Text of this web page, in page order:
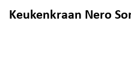
Keukenkraan Nero